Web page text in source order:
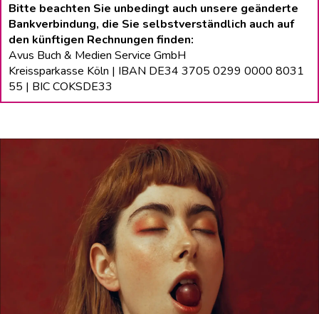
Bitte beachten Sie unbedingt auch unsere geänderte
Bankverbindung, die Sie selbstverständlich auch auf
den künftigen Rechnungen finden:
Avus Buch & Medien Service GmbH
Kreissparkasse Köln | IBAN DE34 3705 0299 0000 8031
55 | BIC COKSDE33